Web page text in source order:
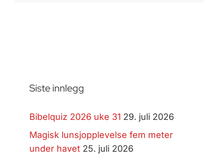
Siste innlegg
Bibelquiz 2026 uke 31 29. juli 2026
Magisk lunsjopplevelse fem meter
under havet 25. juli 2026